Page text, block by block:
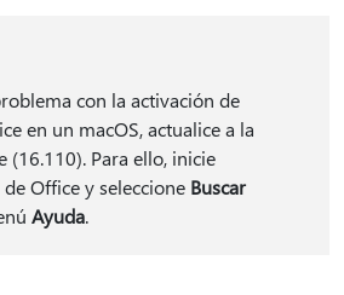
con la activación de
en un macOS, actualice a la
(16.110). Para ello, inicie
Office y seleccione Buscar
Ayuda.